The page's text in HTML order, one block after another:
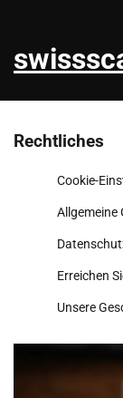
content
Rechtliches
Cookie-
Allgemeine
Erreichen
Unsere